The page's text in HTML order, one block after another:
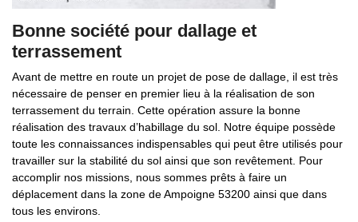
Bonne société pour dallage et
terrassement
Avant de mettre en route un projet de pose de dallage, il est très
nécessaire de penser en premier lieu à la réalisation de son
terrassement du terrain. Cette opération assure la bonne
réalisation des travaux d’habillage du sol. Notre équipe possède
toute les connaissances indispensables qui peut être utilisés pour
travailler sur la stabilité du sol ainsi que son revêtement. Pour
accomplir nos missions, nous sommes prêts à faire un
déplacement dans la zone de Ampoigne 53200 ainsi que dans
tous les environs.